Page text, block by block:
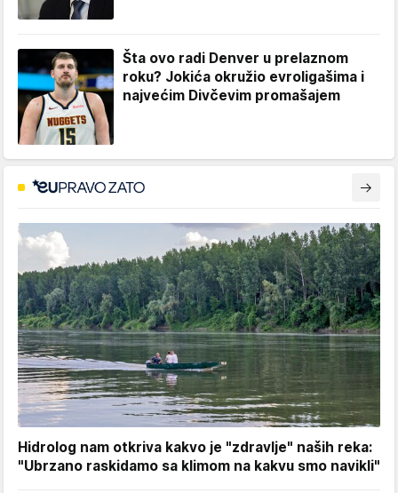
Šta ovo radi Denver u prelaznom
roku? Jokića okružio evroligašima i
najvećim Divčevim promašajem
Hidrolog nam otkriva kakvo je "zdravlje" naših reka:
"Ubrzano raskidamo sa klimom na kakvu smo navikli"